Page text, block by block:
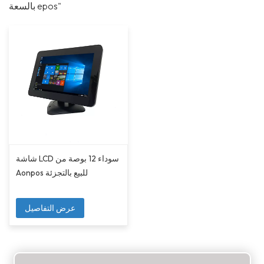
بالسعة epos"
شاشة LCD سوداء 12 بوصة من
Aonpos للبيع بالتجزئة
عرض التفاصيل